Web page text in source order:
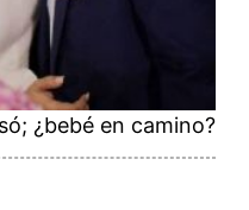
¿bebé en camino?